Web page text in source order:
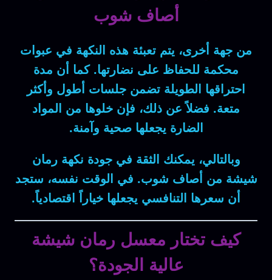
أصاف شوب
من جهة أخرى، يتم تعبئة هذه النكهة في عبوات
محكمة للحفاظ على نضارتها.كما أن مدة
احتراقها الطويلة تضمن جلسات أطول وأكثر
متعة. فضلاً عن ذلك، فإن خلوها من المواد
الضارة يجعلهاصحية وآمنة.
وبالتالي، يمكنك الثقة في جودة نكهة رمان
شيشة من أصاف شوب. في الوقت نفسه، ستجد
أن سعرها التنافسي يجعلها خياراً اقتصادياً.
كيف تختار معسل رمان شيشة
عالية الجودة؟